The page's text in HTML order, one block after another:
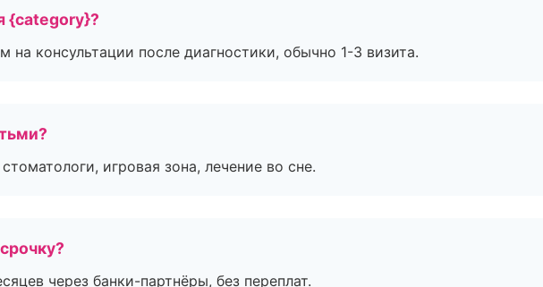
{category}?
на консультации после диагностики, обычно 1-3 визита.
игровая зона, лечение во сне.
через банки-партнёры, без переплат.